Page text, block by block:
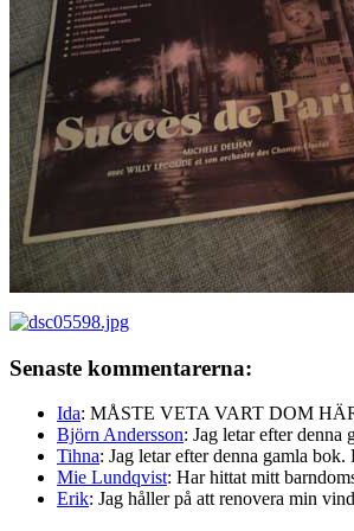
Senaste kommentarerna:
Ida: MÅSTE VETA VART DOM
Björn Andersson: Jag letar efter
Tihna: Jag letar efter denna gamla
Mie Lundqvist: Har hittat mitt
Erik: Jag håller på att renovera min